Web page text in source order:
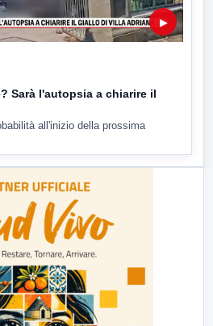
▶
Sarà l'autopsia a chiarire il
all'inizio della prossima